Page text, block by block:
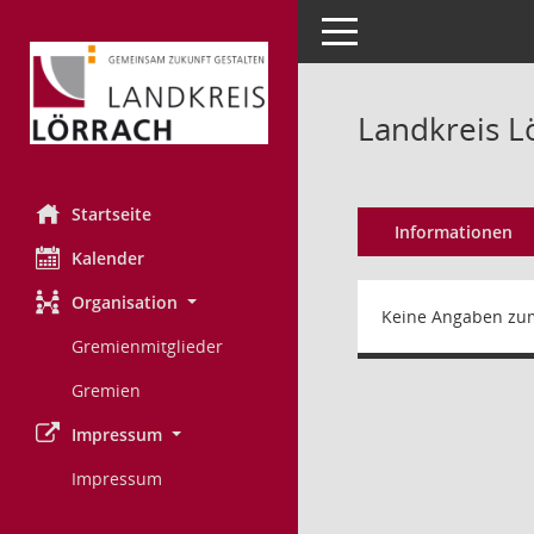
Startseite
Kalender
Organisation
Gremienmitglieder
Gremien
Impressum
Impressum
Toggle navigation
Landkreis
Informationen
Keine Angaben